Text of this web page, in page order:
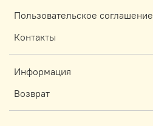
Пользовательское соглашение
Контакты
Информация
Возврат